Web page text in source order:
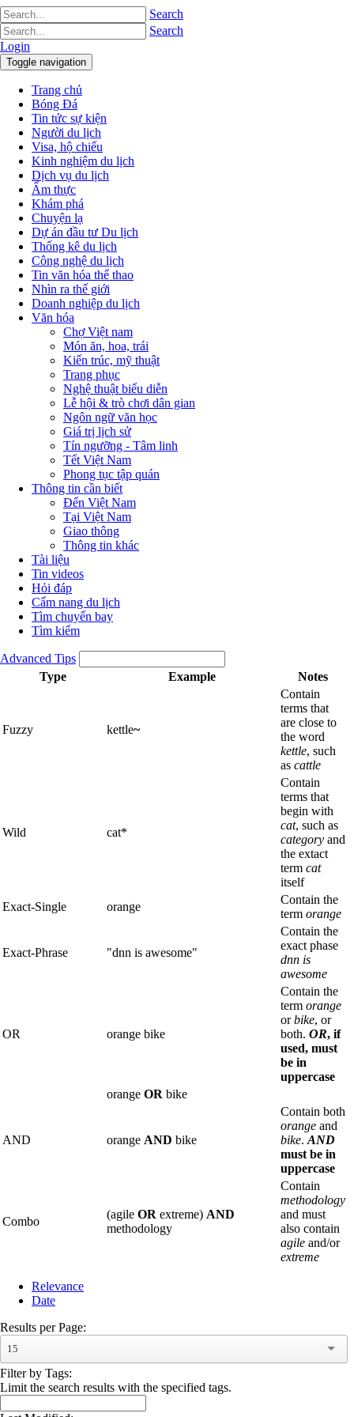
Search
Search
Login
Toggle navigation
Trang chủ
Bóng Đá
Tin tức sự kiện
Người du lịch
Visa, hộ chiếu
Kinh nghiệm du lịch
Dịch vụ du lịch
Ẩm thực
Khám phá
Chuyện lạ
Dự án đầu tư Du lịch
Thống kê du lịch
Công nghệ du lịch
Tin văn hóa thể thao
Nhìn ra thế giới
Doanh nghiệp du lịch
Văn hóa
Chợ Việt nam
Món ăn, hoa, trái
Kiến trúc, mỹ thuật
Trang phục
Nghệ thuật biểu diễn
Lễ hội & trò chơi dân gian
Ngôn ngữ văn học
Giá trị lịch sử
Tín ngưỡng - Tâm linh
Tết Việt Nam
Phong tục tập quán
Thông tin cần biết
Đến Việt Nam
Tại Việt Nam
Giao thông
Thông tin khác
Tài liệu
Tin videos
Hỏi đáp
Cẩm nang du lịch
Tìm chuyến bay
Tìm kiếm
Advanced Tips
Type
Example Notes
Fuzzy kettle~
Contain
terms that
are close to
the word
kettle, such
as cattle
Wild cat*
Contain
terms that
begin with
cat, such as
category and
the extact
term cat
itself
Exact-Single
orange
Contain the
term orange
Exact-Phrase "dnn is awesome"
Contain the
exact phase
dnn is
awesome
OR orange bike
Contain the
term orange
orbike, or
both. OR, if
used, must
be in
uppercase
orange OR bike
AND orange AND bike
Contain both
orange and
bike. AND
must be in
uppercase
Combo
(agile OR extreme) AND
methodology
Contain
methodology
and must
also contain
agile and/or
extreme
Relevance
Date
Results per Page:
15
Filter by Tags:
Limit the search results with the specified tags.